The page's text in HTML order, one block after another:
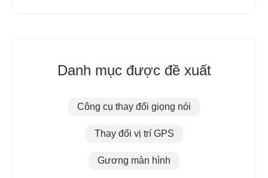
Danh mục được đề xuất
Công cụ thay đổi giọng nói
Thay đổi vị trí GPS
Gương màn hình